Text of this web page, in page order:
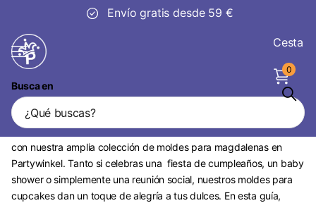
30 díasde devolución
Busca en
Cesta
0
Moldes para magdalenas
Prepárate para llevar tus habilidades reposteras al siguiente nivel
con nuestra amplia colección de moldes para magdalenas en
Partywinkel. Tanto si celebras una fiesta de cumpleaños, un baby
shower o simplemente una reunión social, nuestros moldes para
cupcakes dan un toque de alegría a tus dulces. En esta guía,